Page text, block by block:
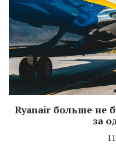
Ryanair больше не
за